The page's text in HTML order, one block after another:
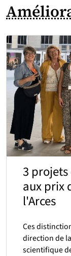
3
aux prix
l'Arces
Ces
direction de
scientifique